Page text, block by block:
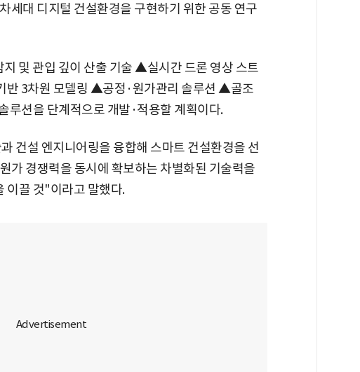
세대 디지털 건설환경을 구현하기 위한 공동 연구
및 관입 깊이 산출 기술 ▲실시간 드론 영상 스트
반 3차원 모델링 ▲공정·원가관리 솔루션 ▲골조
루션을 단계적으로 개발·적용할 계획이다.
건설 엔지니어링을 융합해 스마트 건설환경을 선
가 경쟁력을 동시에 확보하는 차별화된 기술력을
이끌 것"이라고 말했다.